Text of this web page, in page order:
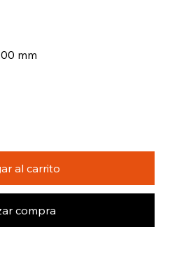
mm
al carrito
compra